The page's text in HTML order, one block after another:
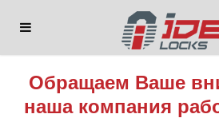
Обращаем Ваше
наша компания